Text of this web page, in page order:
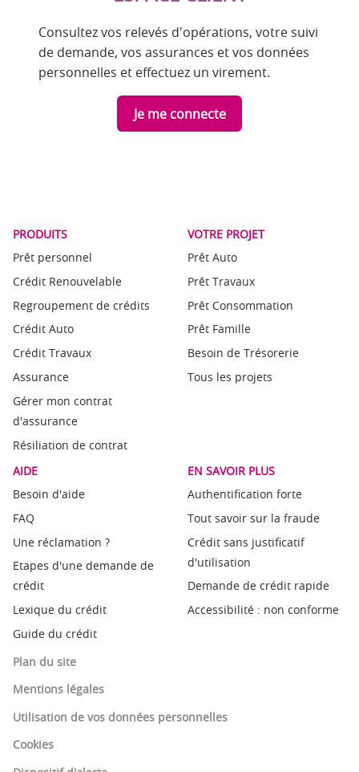
Consultez vos relevés d'opérations, votre suivi
de demande, vos assurances et vos données
personnelles et effectuez un virement.
Je me connecte
PRODUITS
Prêt personnel
Crédit Renouvelable
Regroupement de crédits
Crédit Auto
Crédit Travaux
Assurance
Gérer mon contrat
d'assurance
Résiliation de contrat
VOTRE PROJET
Prêt Auto
Prêt Travaux
Prêt Consommation
Prêt Famille
Besoin de Trésorerie
Tous les projets
AIDE
Besoin d'aide
FAQ
Une réclamation ?
Etapes d'une demande de
crédit
Lexique du crédit
Guide du crédit
EN SAVOIR PLUS
Authentification forte
Tout savoir sur la fraude
Crédit sans justificatif
d'utilisation
Demande de crédit rapide
Accessibilité : non conforme
Plan du site
Mentions légales
Utilisation de vos données personnelles
Cookies